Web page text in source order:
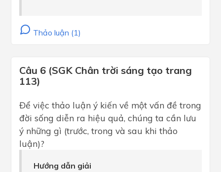
Thảo luận (1)
Câu 6 (SGK Chân trời sáng tạo trang
113)
Để việc thảo luận ý kiến về một vấn đề trong
đời sống diễn ra hiệu quả, chúng ta cần lưu
ý những gì (trước, trong và sau khi thảo
luận)?
Hướng dẫn giải